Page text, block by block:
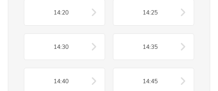
14:20 14:25
14:30 14:35
14:40 14:45